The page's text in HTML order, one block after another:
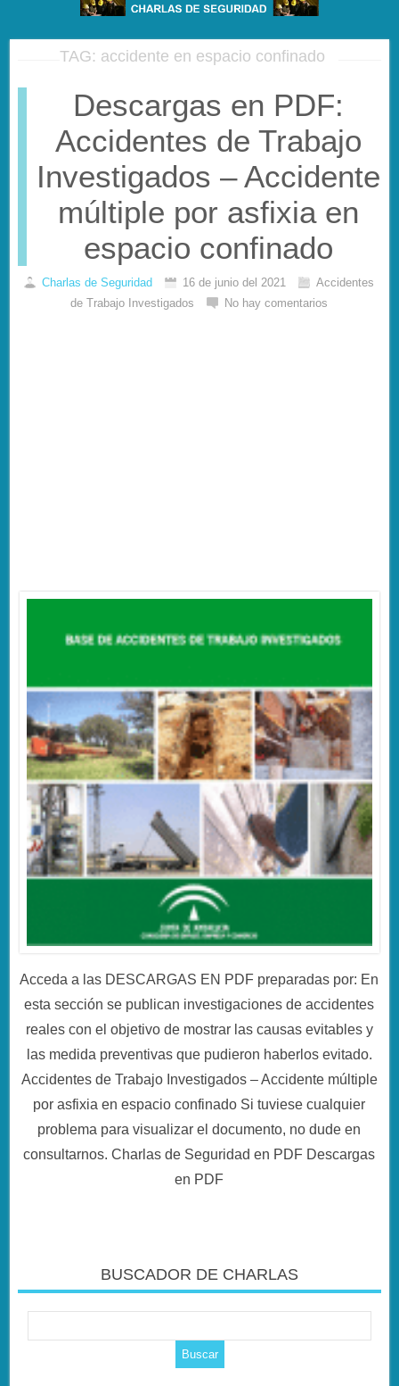
TAG: accidente en espacio confinado
Descargas en PDF:
Accidentes de Trabajo
Investigados – Accidente
múltiple por asfixia en
espacio confinado
Charlas de Seguridad 16 de junio del 2021
Accidentes
de Trabajo Investigados
No hay comentarios
Acceda a las DESCARGAS EN PDF preparadas por: En
esta sección se publican investigaciones de accidentes
reales con el objetivo de mostrar las causas evitables y
las medida preventivas que pudieron haberlos evitado.
Accidentes de Trabajo Investigados – Accidente múltiple
por asfixia en espacio confinado Si tuviese cualquier
problema para visualizar el documento, no dude en
consultarnos. Charlas de Seguridad en PDF Descargas
en PDF
BUSCADOR DE CHARLAS